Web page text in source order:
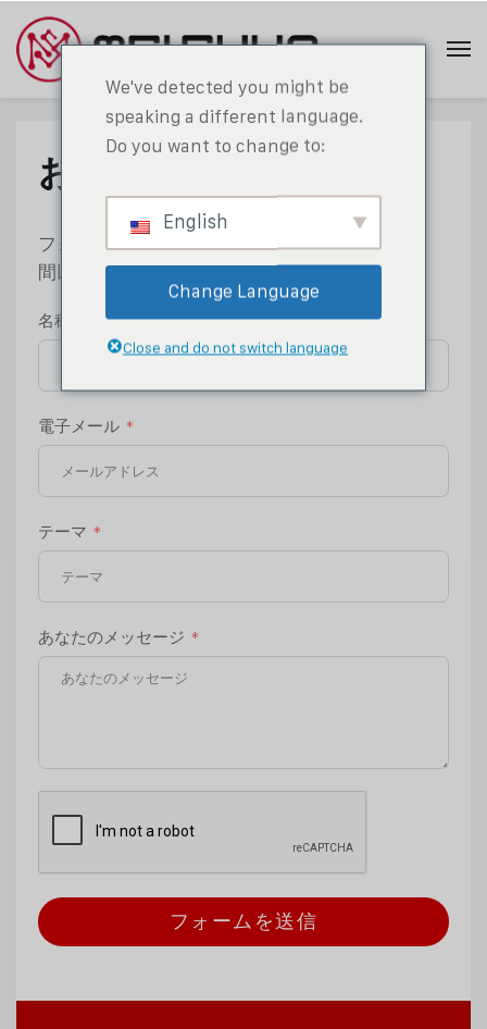
お問い合わせ
フォームにご記入いただければ、24時
間以内に返信いたします。
名称
電子メール
テーマ
あなたのメッセージ
フォームを送信
We've detected you might be
speaking a different language.
Do you want to change to:
English
Change Language
Close and do not switch language